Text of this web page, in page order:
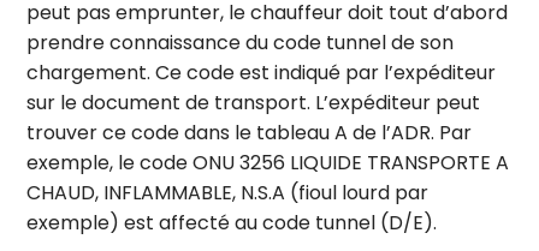
peut pas emprunter, le chauffeur doit tout d’abord
prendre connaissance du code tunnel de son
chargement. Ce code est indiqué par l’expéditeur
sur le document de transport. L’expéditeur peut
trouver ce code dans le tableau A de l’ADR. Par
exemple, le code ONU 3256 LIQUIDE TRANSPORTE A
CHAUD, INFLAMMABLE, N.S.A (fioul lourd par
exemple) est affecté au code tunnel (D/E).